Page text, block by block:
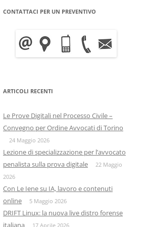
SU TELEGRAM
WRITE BLOCKER: COME
QUANTO COSTA
INFORMATICA GIURIDICA
DATA BREACH
DIGITAL FORENSICS
DISTRIBUZIONE FORENSE
BITCOIN FORENSICS E
BLOCKCHAIN
ONIF
OSINTITALIA
CONTATTACI PER UN PREVENTIVO
ARTICOLI RECENTI
Le Prove Digitali nel Processo Civile –
Convegno per Ordine Avvocati di Torino
24 Maggio 2026
Lezione di specializzazione per l’avvocato
penalista sulla prova digitale
22 Maggio
2026
Con Le Iene su IA, lavoro e contenuti
online
5 Maggio 2026
DRIFT Linux: la nuova live distro forense
italiana
17 Aprile 2026